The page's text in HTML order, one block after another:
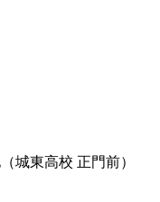
城東高校 正門前）